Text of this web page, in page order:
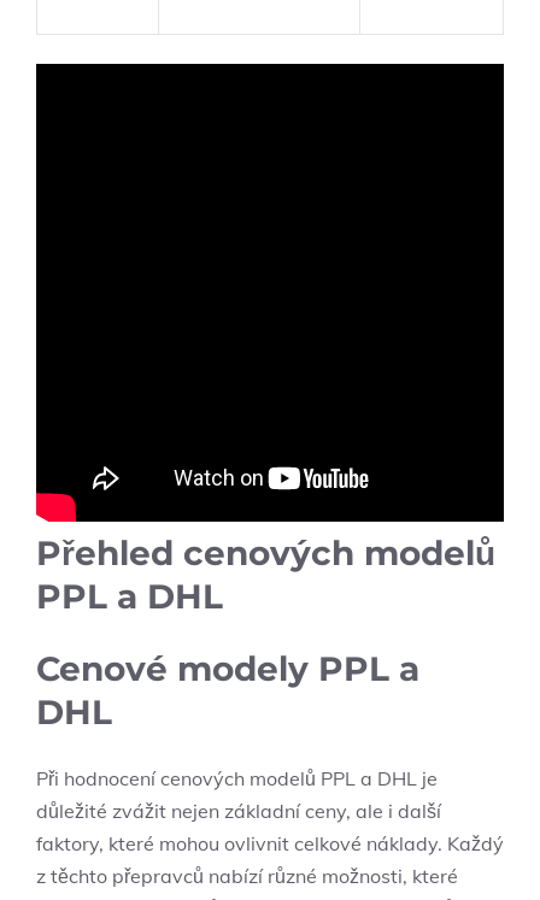
Přehled cenových modelů
PPL a DHL
Cenové modely PPL a
DHL
Při hodnocení cenových modelů PPL a DHL je
důležité zvážit nejen základní ceny, ale i další
faktory, které mohou ovlivnit celkové náklady. Každý
z těchto přepravců nabízí různé možnosti, které